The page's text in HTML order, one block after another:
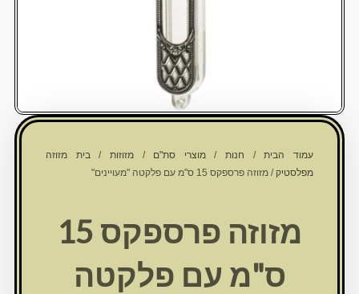
עמוד הבית/חנות /מוצרי סת"ם/מזוזות /בית מזוזה
מפלסטיק/ מזוזה פרספקס 15 ס"מ עם פלקטה "מעויינים"
מזוזה פרספקס 15
ס"מ עם פלקטה